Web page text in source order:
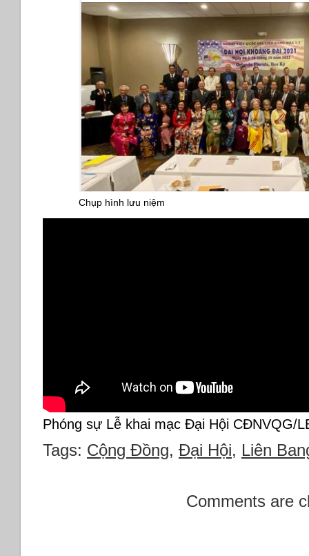
Chụp hình lưu niệm
Phóng sự Lễ khai mạc Đại Hội CĐNVQG/
Tags: Cộng Đồng, Đại Hội, Liên
Comments are